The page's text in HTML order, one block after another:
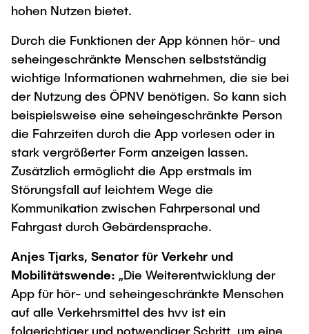
hohen Nutzen bietet.
Durch die Funktionen der App können hör- und
seheingeschränkte Menschen selbstständig
wichtige Informationen wahrnehmen, die sie bei
der Nutzung des ÖPNV benötigen. So kann sich
beispielsweise eine seheingeschränkte Person
die Fahrzeiten durch die App vorlesen oder in
stark vergrößerter Form anzeigen lassen.
Zusätzlich ermöglicht die App erstmals im
Störungsfall auf leichtem Wege die
Kommunikation zwischen Fahrpersonal und
Fahrgast durch Gebärdensprache.
Anjes Tjarks, Senator für Verkehr und
Mobilitätswende: „Die Weiterentwicklung der
App für hör- und seheingeschränkte Menschen
auf alle Verkehrsmittel des hvv ist ein
folgerichtiger und notwendiger Schritt, um eine